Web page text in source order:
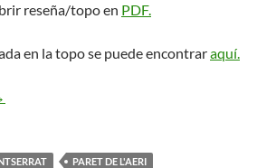
reseña/topo en PDF.
en la topo se puede encontraraquí.
Ferrera + Electric Ladyland. Montserrat
PARET DE L'AERI